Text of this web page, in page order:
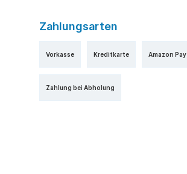
Zahlungsarten
Vorkasse Kreditkarte Amazon Pay
Zahlung bei Abholung